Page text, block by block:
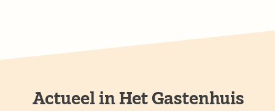
Actueel in Het Gastenhuis